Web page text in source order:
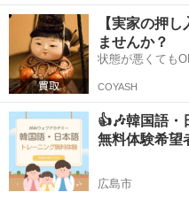
ます。3カ月19000円（教材費別
します。この機会に中国語を始
5021 開催場所中区堺...
広島 広島市 土橋駅 中
【実家の押
ませんか？
状態が悪くても
COYASH
👍🎶韓国語・
無料体験希望
広島市